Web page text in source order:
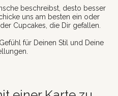
beschreibst, desto besser
uns am besten ein oder
Cupcakes, die Dir gefallen.
für Deinen Stil und Deine